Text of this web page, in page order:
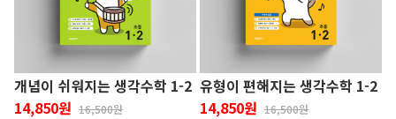
개념이 쉬워지는 생각수학 1-2
14,850원 16,500원
유형이 편해지는 생각수학 1-2
14,850원 16,500원